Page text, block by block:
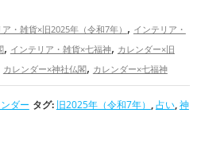
・雑貨×旧2025年（令和7年） , インテリア・
, インテリア・雑貨×七福神, カレンダー×旧
カレンダー×神社仏閣, カレンダー×七福神
,占いの開運グッズ,神社仏閣の開運グッズ,
,広島県,茨城県,北陸地方,中国地方
ダー タグ: 旧2025年（令和7年） ,占い,神